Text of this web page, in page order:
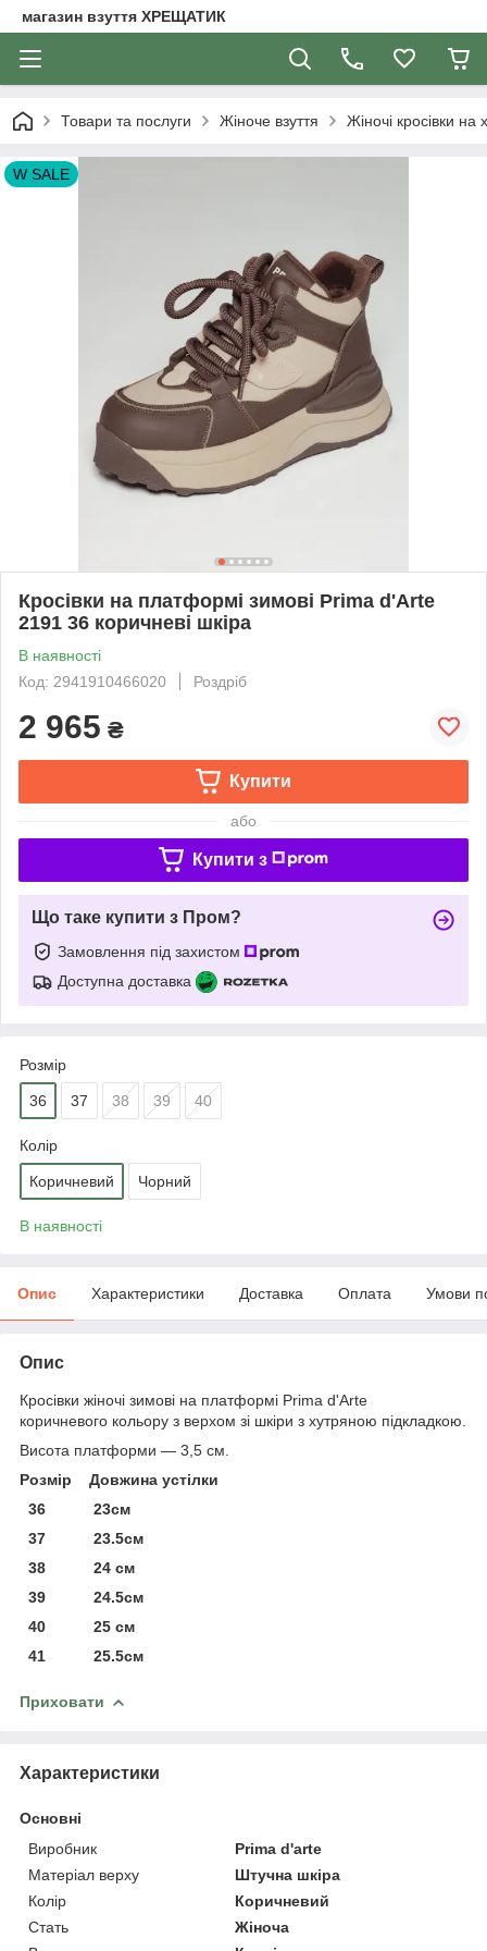
магазин взуття ХРЕЩАТИК
Товари та послуги Жіноче взуття Жіночі кросівки на
W SALE
Кросівки на платформі зимові Prima d'Arte
2191 36 коричневі шкіра
В наявності
Код: 2941910466020
Роздріб
2 965 ₴
Купити
або
Купити з
Що таке купити з Пром?
Замовлення під захистом
Доступна доставка
Розмір
36 37 38 39 40
Колір
Коричневий Чорний
В наявності
Опис Характеристики Доставка Оплата Умови
Опис
Кросівки жіночі зимові на платформі Prima d'Arte
коричневого кольору з верхом зі шкіри з хутряною підкладкою.
Висота платформи — 3,5 см.
Розмір Довжина устілки
36 23см
37 23.5см
38 24 см
39 24.5см
40 25 см
41 25.5см
Приховати
Характеристики
Основні
Виробник
Prima d'arte
Матеріал верху
Штучна шкіра
Колір
Коричневий
Стать
Жіноча